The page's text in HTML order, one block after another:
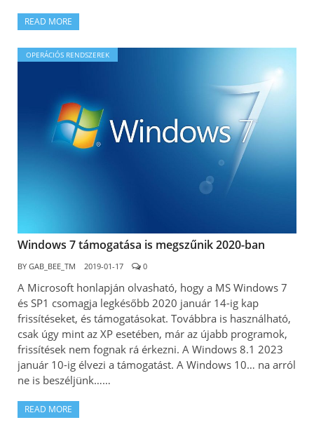
READ MORE
OPERÁCIÓS RENDSZEREK
Windows 7 támogatása is megszűnik 2020-ban
BY GAB_BEE_TM 2019-01-17 0
A Microsoft honlapján olvasható, hogy a MS Windows 7
és SP1 csomagja legkésőbb 2020 január 14-ig kap
frissítéseket, és támogatásokat. Továbbra is használható,
csak úgy mint az XP esetében, már az újabb programok,
frissítések nem fognak rá érkezni. A Windows 8.1 2023
január 10-ig élvezi a támogatást. A Windows 10… na arról
ne is beszéljünk……
READ MORE